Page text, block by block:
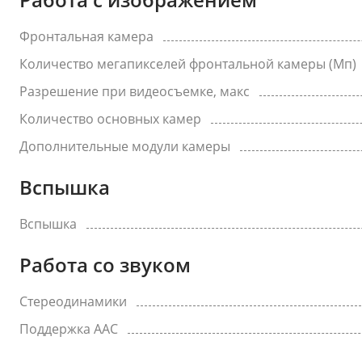
Фронтальная камера
Количество мегапикселей фронтальной камеры (Мп)
Разрешение при видеосъемке, макс
Количество основных камер
Дополнительные модули камеры
Вспышка
Вспышка
Работа со звуком
Стереодинамики
Поддержка AAC